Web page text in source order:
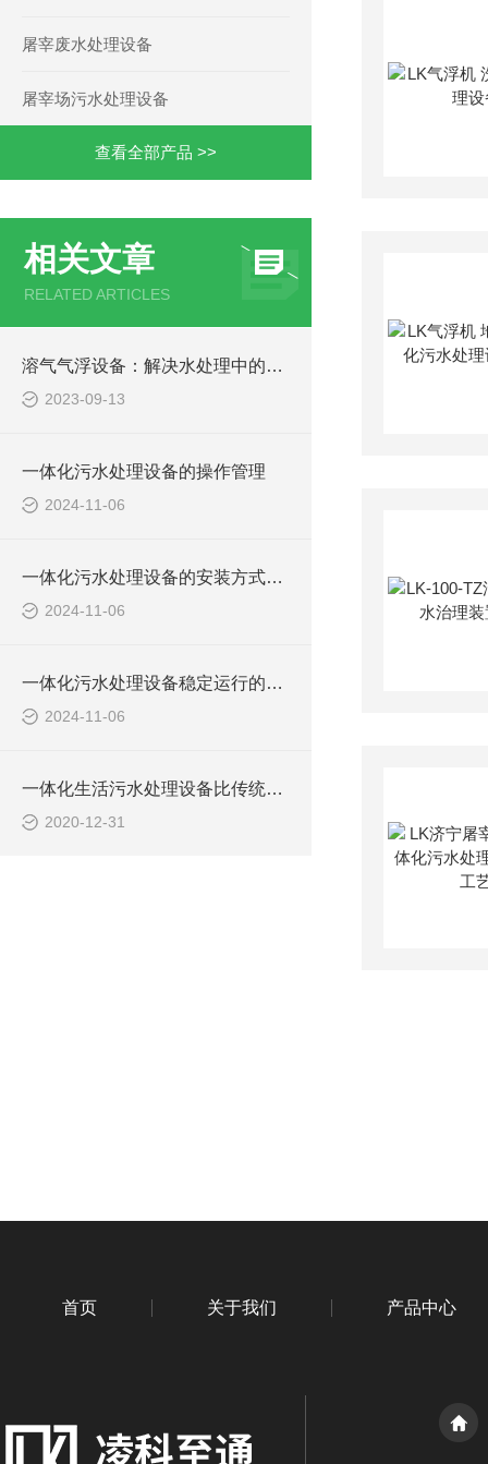
屠宰废水处理设备
屠宰场污水处理设备
查看全部产品 >>
相关文章
RELATED ARTICLES
溶气气浮设备：解决水处理中的悬浮物难题
2023-09-13
一体化污水处理设备的操作管理
2024-11-06
一体化污水处理设备的安装方式及注意事项
2024-11-06
一体化污水处理设备稳定运行的关键
2024-11-06
一体化生活污水处理设备比传统的优势体现在哪里？
2020-12-31
首页 关于我们 产品中心